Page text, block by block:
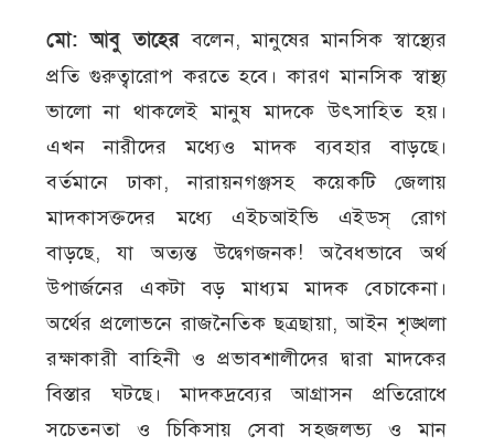
মো: আবু তাহেরবলেন, মানুষের মানসিক স্বাস্থ্যের
প্রতি গুরুত্বারোপ করতে হবে। কারণ মানসিক স্বাস্থ্য
ভালো না থাকলেই মানুষ মাদকে উৎসাহিত হয়।
এখন নারীদের মধ্যেও মাদক ব্যবহার বাড়ছে।
বর্তমানে ঢাকা, নারায়নগঞ্জসহ কয়েকটি জেলায়
মাদকাসক্তদের মধ্যে এইচআইভি এইডস্ রোগ
বাড়ছে, যা অত্যন্ত উদ্বেগজনক! অবৈধভাবে অর্থ
উপার্জনের একটা বড় মাধ্যম মাদক বেচাকেনা।
অর্থের প্রলোভনে রাজনৈতিক ছত্রছায়া, আইন শৃঙ্খলা
রক্ষাকারী বাহিনী ও প্রভাবশালীদের দ্বারা মাদকের
বিস্তার ঘটছে। মাদকদ্রব্যের আগ্রাসন প্রতিরোধে
সচেতনতা ও চিকিসায় সেবা সহজলভ্য ও মান